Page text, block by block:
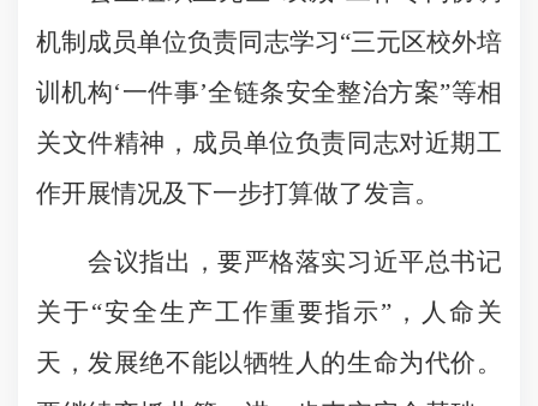
机制成员单位负责同志学习“三元区校外培
训机构‘一件事’全链条安全整治方案”等相
关文件精神，成员单位负责同志对近期工
作开展情况及下一步打算做了发言。
会议指出，要严格落实习近平总书记
关于“安全生产工作重要指示”，人命关
天，发展绝不能以牺牲人的生命为代价。